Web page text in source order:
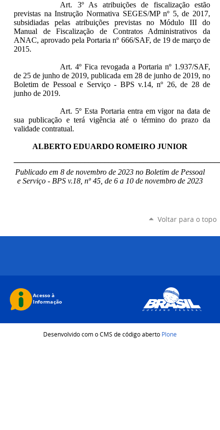
Art. 3º As atribuições de fiscalização estão
previstas na Instrução Normativa SEGES/MP nº 5, de 2017,
subsidiadas pelas atribuições previstas no Módulo III do
Manual de Fiscalização de Contratos Administrativos da
ANAC, aprovado pela Portaria nº 666/SAF, de 19 de março de
2015.
Art. 4º Fica revogada a Portaria nº 1.937/SAF,
de 25 de junho de 2019, publicada em 28 de junho de 2019, no
Boletim de Pessoal e Serviço - BPS v.14, nº 26, de 28 de
junho de 2019.
Art. 5º Esta Portaria entra em vigor na data de
sua publicação e terá vigência até o término do prazo da
validade contratual.
ALBERTO EDUARDO ROMEIRO JUNIOR
Publicado em 8 de novembro de 2023 no Boletim de Pessoal
e Serviço - BPS v.18, nº 45, de 6 a 10 de novembro de 2023
Voltar para o topo
Desenvolvido com o CMS de código aberto Plone